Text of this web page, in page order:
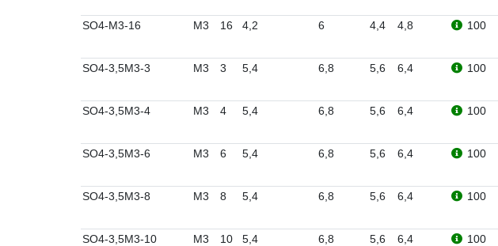
SO4-M3-16 M3 16 4,2 6 4,4 4,8 100
SO4-3,5M3-3 M3 3 5,4 6,8 5,6 6,4 100
SO4-3,5M3-4 M3 4 5,4 6,8 5,6 6,4 100
SO4-3,5M3-6 M3 6 5,4 6,8 5,6 6,4 100
SO4-3,5M3-8 M3 8 5,4 6,8 5,6 6,4 100
SO4-3,5M3-10 M3 10 5,4 6,8 5,6 6,4 100